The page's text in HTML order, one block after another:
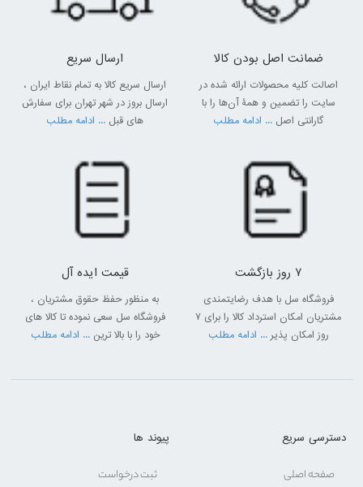
ضمانت اصل بودن کالا
اصالت کلیه محصولات ارائه شده در
سایت را تضمین و همۀ آن‌ها را با
گارانتی اصل ... ادامه مطلب
ارسال سریع
ارسال سریع کالا به تمام نقاط ایران ،
ارسال بروز در شهر تهران برای سفارش
های قبل ... ادامه مطلب
7 روز بازگشت
فروشگاه سل با هدف رضایتمندی
مشتریان امکان استرداد کالا را برای 7
روز امکان پذیر... ادامه مطلب
قیمت ایده آل
به منظور حفظ حقوق مشتریان ،
فروشگاه سل سعی نموده تا کالا های
خود را با بالا ترین ... ادامه مطلب
دسترسی سریع
صفحه اصلی
پیوند ها
ثبت درخواست